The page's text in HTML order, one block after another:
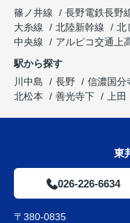
篠ノ井線
長野電鉄長野
大糸線
北陸新幹線 北
中央線
アルピコ交通上
駅から探す
川中島
長野 信濃国分
北松本
善光寺下 上田
東
026-226-6634
〒380-0835